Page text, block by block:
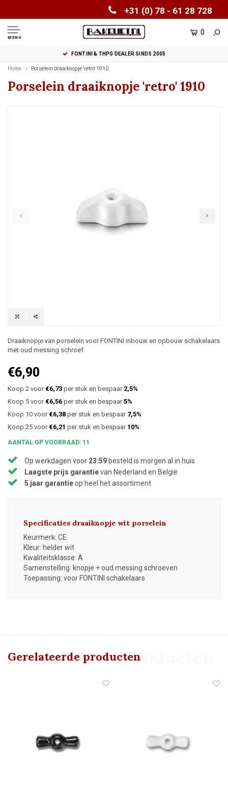
+31 (0) 78 - 61 28 728
MENU
0
FONTINI & THPG DEALER SINDS 2005
Home Porselein draaiknopje 'retro' 1910
Porselein draaiknopje 'retro' 1910
Draaiknopje van porselein voor FONTINI inbouw en opbouw schakelaars
met oud messing schroef
€6,90
Koop 2 voor €6,73 per stuk en bespaar 2,5%
Koop 5 voor €6,56 per stuk en bespaar5%
Koop 10 voor €6,38 per stuk en bespaar 7,5%
Koop 25 voor €6,21 per stuk en bespaar 10%
AANTAL OP VOORRAAD: 11
Op werkdagen voor 23:59 besteld is morgen al in huis
Laagste prijs garantievan Nederland en België
5 jaar garantieop heel het assortiment
Specificaties draaiknopje wit porselein
Keurmerk: CE
Kleur: helder wit
Kwaliteitsklasse: A
Samenstelling: knopje + oud messing schroeven
Toepassing: voor FONTINI schakelaars
Gerelateerde producten
Gerelateerde producten